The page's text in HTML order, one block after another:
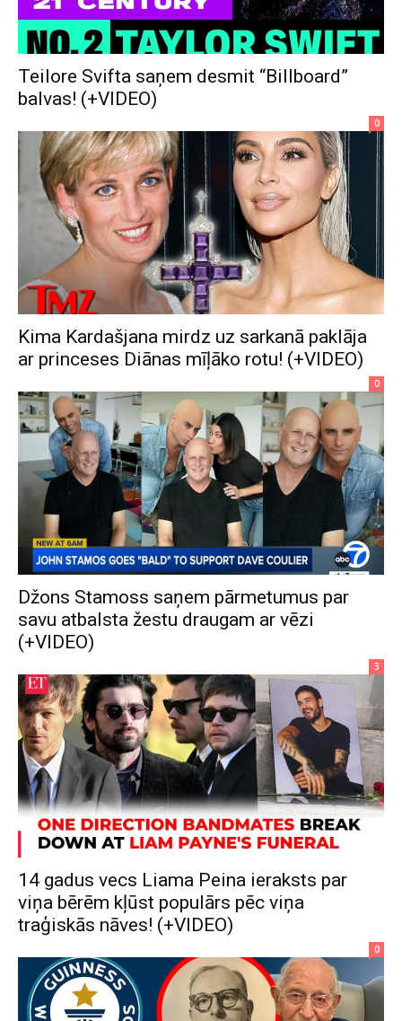
Teilore Svifta saņem desmit “Billboard”
balvas! (+VIDEO)
0
Kima Kardašjana mirdz uz sarkanā paklāja
ar princeses Diānas mīļāko rotu! (+VIDEO)
0
Džons Stamoss saņem pārmetumus par
savu atbalsta žestu draugam ar vēzi
(+VIDEO)
3
14 gadus vecs Liama Peina ieraksts par
viņa bērēm kļūst populārs pēc viņa
traģiskās nāves! (+VIDEO)
0